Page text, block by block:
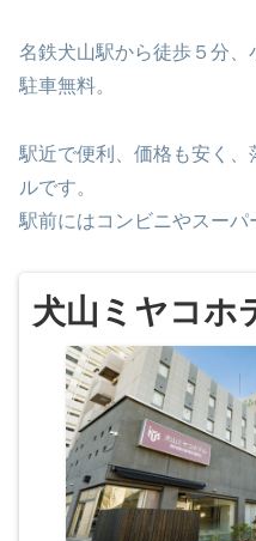
名鉄犬山駅から徒歩５分、
駐車無料。
駅近で便利、価格も安く
ルです。
駅前にはコンビニやスーパ
犬山ミヤコホ